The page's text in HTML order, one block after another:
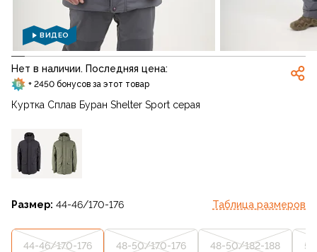
ВИДЕО
Нет в наличии. Последняя цена:
+ 2450 бонусов за этот товар
Куртка Сплав Буран Shelter Sport серая
Размер: 44-46/170-176 Таблица размеров
44-46/170-176 48-50/170-176 48-50/182-188